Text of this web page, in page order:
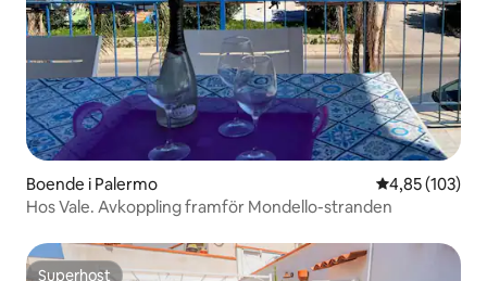
Boende i Palermo 4,85 av 5 i
4,85 (103)
Hos Vale. Avkoppling framför Mondello-stranden
Superhost